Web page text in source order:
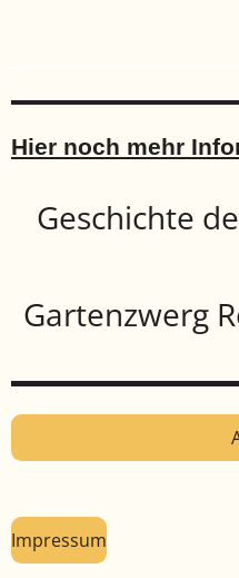
Hier noch mehr
Geschichte
Gartenzwerg
Impressum